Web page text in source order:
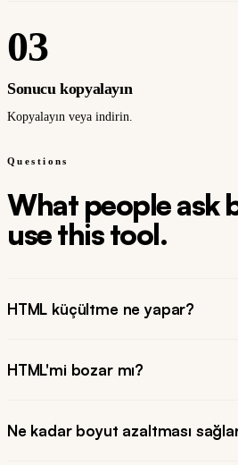
03
Sonucu kopyalayın
Kopyalayın veya indirin.
Questions
What people ask
use this tool.
HTML küçültme ne yapar?
HTML'mi bozar mı?
Ne kadar boyut azaltması